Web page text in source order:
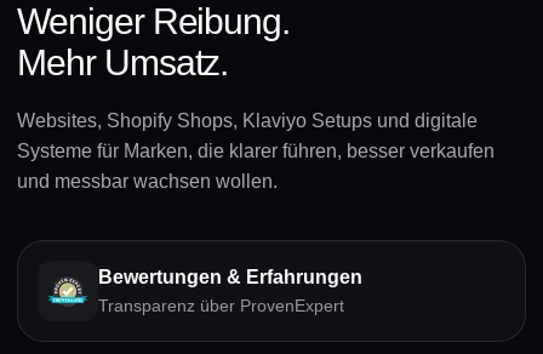
Weniger Reibung.
Mehr Umsatz.
Websites, Shopify Shops, Klaviyo Setups und digitale
Systeme für Marken, die klarer führen, besser verkaufen
und messbar wachsen wollen.
Bewertungen & Erfahrungen
Transparenz über ProvenExpert